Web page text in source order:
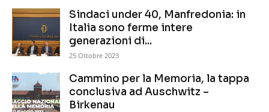
Sindaci under 40, Manfredonia: in
Italia sono ferme intere
generazioni di...
25 Ottobre 2023
Cammino per la Memoria, la tappa
conclusiva ad Auschwitz –
Birkenau